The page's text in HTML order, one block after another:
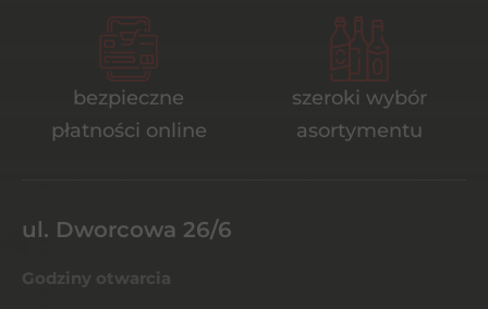
bezpieczne
płatności online
szeroki wybór
asortymentu
ul. Dworcowa 26/6
Godziny otwarcia